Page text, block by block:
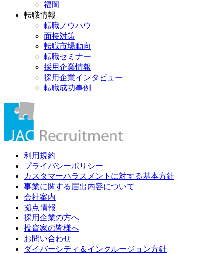
福岡
転職情報
転職ノウハウ
面接対策
転職市場動向
転職セミナー
採用企業情報
採用企業インタビュー
転職成功事例
利用規約
プライバシーポリシー
カスタマーハラスメントに対する基本方針
事業に関する届出内容について
会社案内
拠点情報
採用企業の方へ
投資家の皆様へ
お問い合わせ
ダイバーシティ＆インクルージョン方針